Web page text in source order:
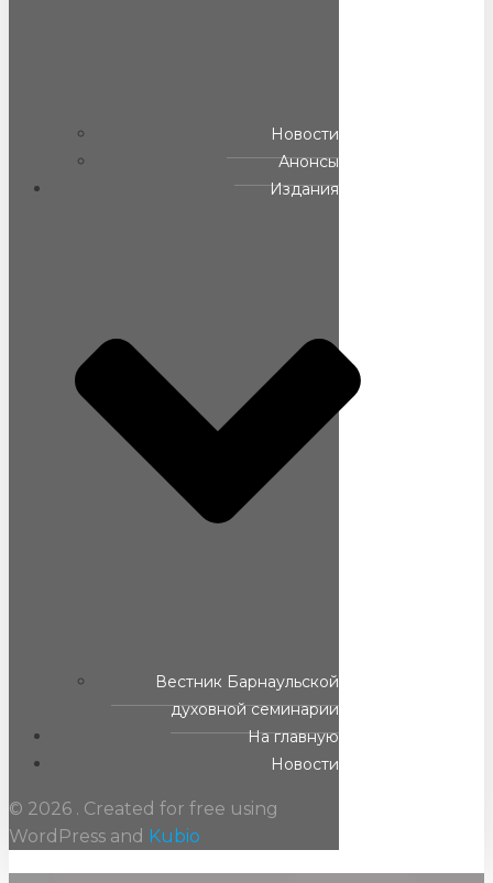
Новости
Анонсы
Издания
Вестник Барнаульской
духовной семинарии
На главную
Новости
© 2026 . Created for free using
WordPress and Kubio